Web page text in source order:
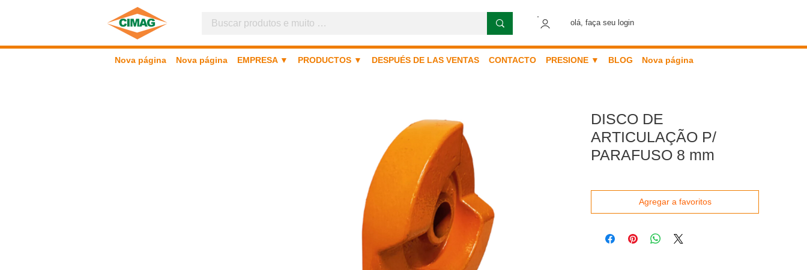
olá, faça seu login
Nova página Nova página EMPRESA ▼ PRODUCTOS ▼ DESPUÉS DE LAS VENTAS CONTACTO PRESIONE ▼ BLOG Nova página
DISCO DE
ARTICULAÇÃO P/
PARAFUSO 8 mm
Agregar a favoritos